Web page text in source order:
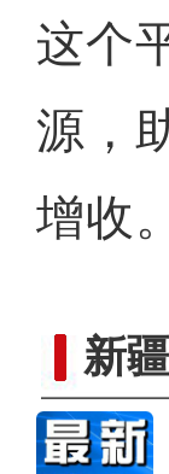
这个
源，
增收
新